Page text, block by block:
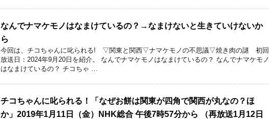
なんでナマケモノはなまけているの？→なまけないと生きていけないか
ら
今回は、チコちゃんに叱られる! ▽関東と関西▽ナマケモノの不思議▽焼き肉の謎 初回
放送日：2024年9月20日を紹介。 なんでナマケモノはなまけているの？ なんでナマケモノ
はなまけているの？ チコちゃ …
チコちゃんに叱られる！「なぜお餅は関東が四角で関西が丸なの？ほ
か」2019年1月11日（金）NHK総合 午後7時57分から （再放送1月12日